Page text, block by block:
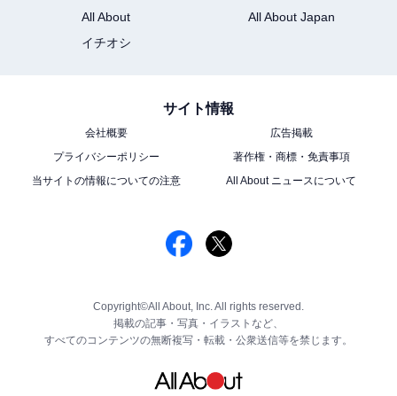
All About
All About Japan
イチオシ
サイト情報
会社概要
広告掲載
プライバシーポリシー
著作権・商標・免責事項
当サイトの情報についての注意
All About ニュースについて
Copyright©All About, Inc. All rights reserved.
掲載の記事・写真・イラストなど、
すべてのコンテンツの無断複写・転載・公衆送信等を禁じます。